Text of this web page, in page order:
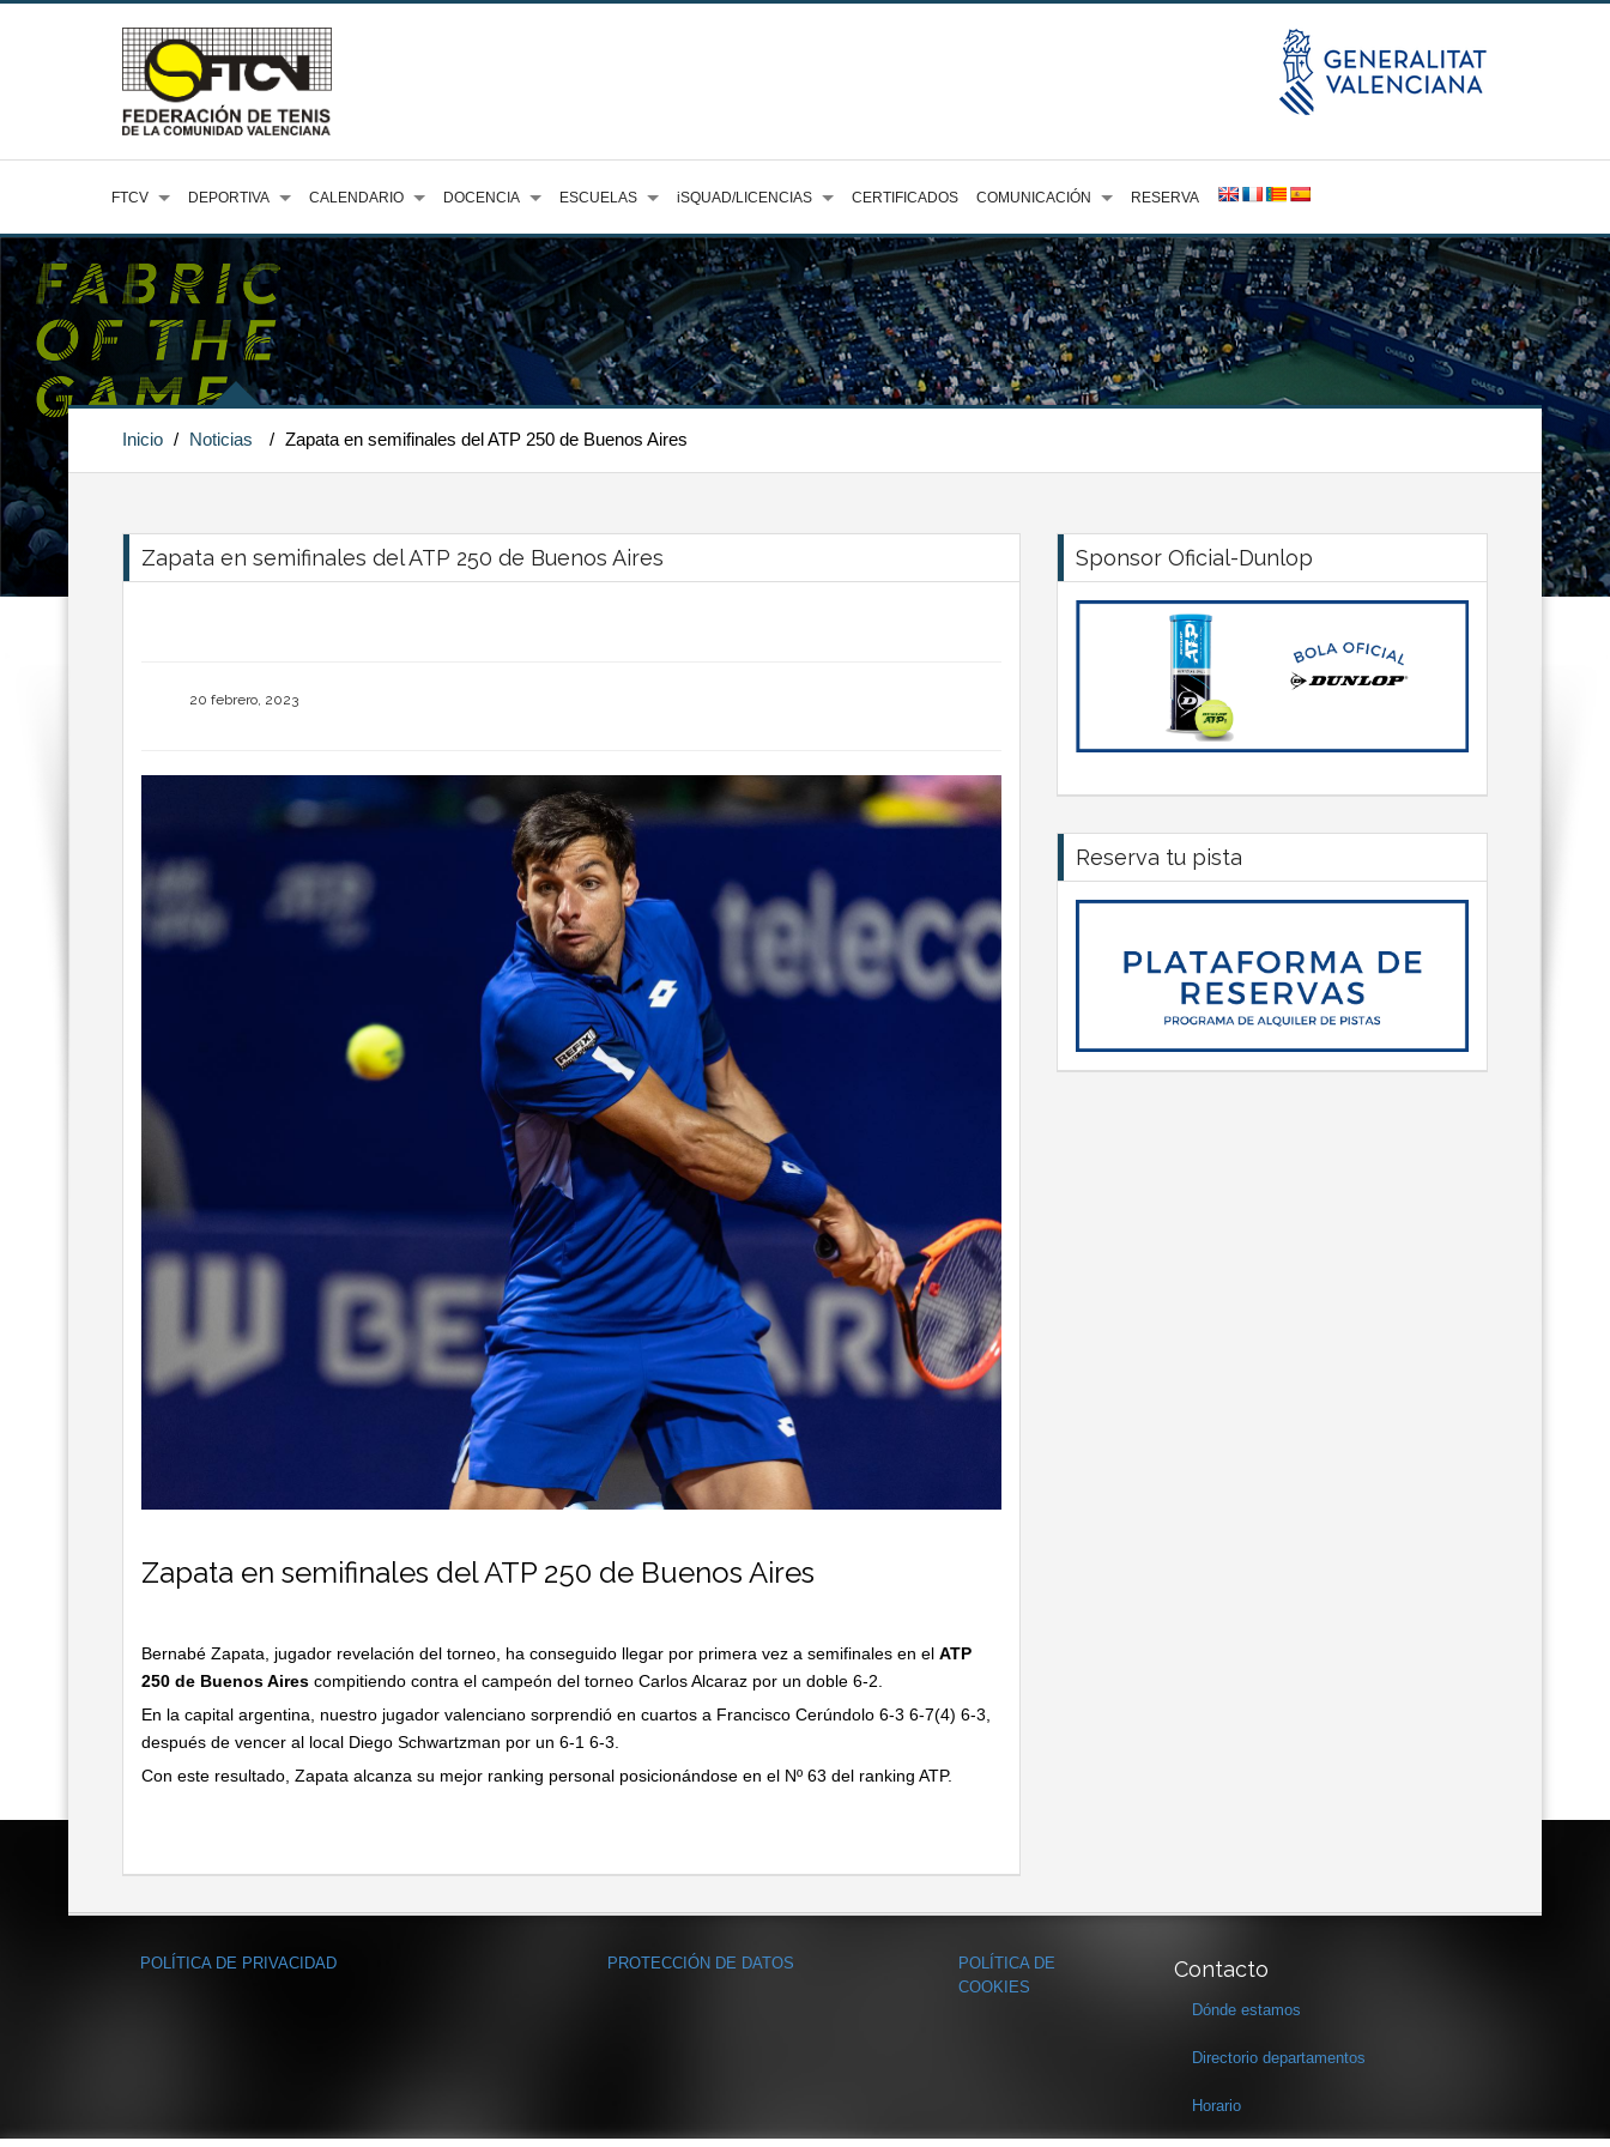
FTCV DEPORTIVA CALENDARIO DOCENCIA ESCUELAS iSQUAD/LICENCIAS CERTIFICADOS COMUNICACIÓN RESERVA
Inicio / Noticias / Zapata en semifinales del ATP 250 de Buenos Aires
Zapata en semifinales del ATP 250 de Buenos Aires
20 febrero, 2023
Zapata en semifinales del ATP 250 de Buenos Aires
Bernabé Zapata, jugador revelación del torneo, ha conseguido llegar por primera vez a semifinales en el ATP
250 de Buenos Aires compitiendo contra el campeón del torneo Carlos Alcaraz por un doble 6-2.
En la capital argentina, nuestro jugador valenciano sorprendió en cuartos a Francisco Cerúndolo 6-3 6-7(4) 6-3,
después de vencer al local Diego Schwartzman por un 6-1 6-3.
Con este resultado, Zapata alcanza su mejor ranking personal posicionándose en el Nº 63 del ranking ATP.
Sponsor Oficial-Dunlop
Reserva tu pista
POLÍTICA DE PRIVACIDAD PROTECCIÓN DE DATOS
POLÍTICA DE
COOKIES
Contacto
Dónde estamos
Directorio departamentos
Horario